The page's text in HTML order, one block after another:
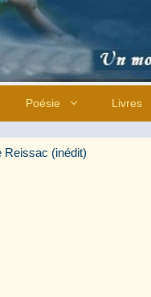
Poésie Livres
Reissac (inédit)